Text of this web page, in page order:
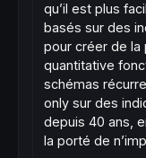
qu’il est plus
basés sur des
pour créer de la
quantitative
schémas
only sur des
depuis 40 ans,
la porté de